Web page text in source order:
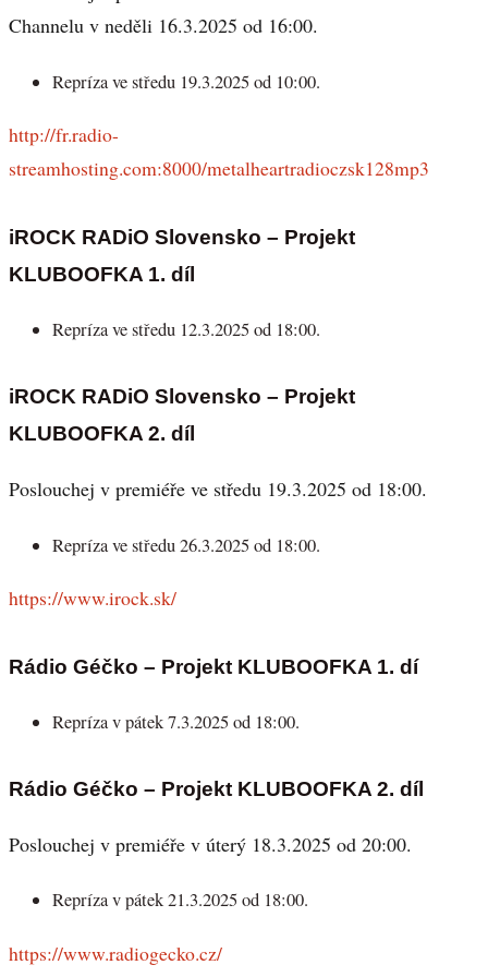
Channelu v neděli 16.3.2025 od 16:00.
Repríza ve středu 19.3.2025 od 10:00.
http://fr.radio-
streamhosting.com:8000/metalheartradioczsk128mp3
iROCK RADiO Slovensko – Projekt
KLUBOOFKA 1. díl
Repríza ve středu 12.3.2025 od 18:00.
iROCK RADiO Slovensko – Projekt
KLUBOOFKA 2. díl
Poslouchej v premiéře ve středu 19.3.2025 od 18:00.
Repríza ve středu 26.3.2025 od 18:00.
https://www.irock.sk/
Rádio Géčko – Projekt KLUBOOFKA 1. dí
Repríza v pátek 7.3.2025 od 18:00.
Rádio Géčko – Projekt KLUBOOFKA 2. díl
Poslouchej v premiéře v úterý 18.3.2025 od 20:00.
Repríza v pátek 21.3.2025 od 18:00.
https://www.radiogecko.cz/